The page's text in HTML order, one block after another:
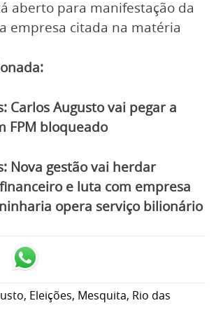
aberto para manifestação da
empresa citada na matéria
Carlos Augusto vai pegar a
FPM bloqueado
Nova gestão vai herdar
e luta com empresa
opera serviço bilionário
, Eleições, Mesquita, Rio das